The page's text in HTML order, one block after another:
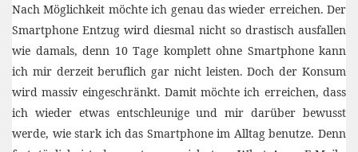
Nach Möglichkeit möchte ich genau das wieder erreichen. Der
Smartphone Entzug wird diesmal nicht so drastisch ausfallen
wie damals, denn 10 Tage komplett ohne Smartphone kann
ich mir derzeit beruflich gar nicht leisten. Doch der Konsum
wird massiv eingeschränkt. Damit möchte ich erreichen, dass
ich wieder etwas entschleunige und mir darüber bewusst
werde, wie stark ich das Smartphone im Alltag benutze. Denn